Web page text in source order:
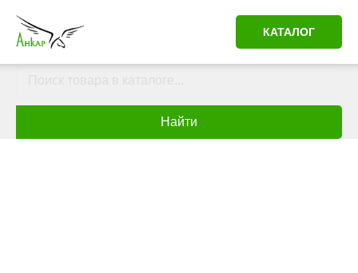
КАТАЛОГ
Найти